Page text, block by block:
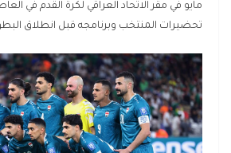
مايو في مقر الاتحاد العراقي لكرة القدم في
تحضيرات المنتخب وبرنامجه قبل انطلاق